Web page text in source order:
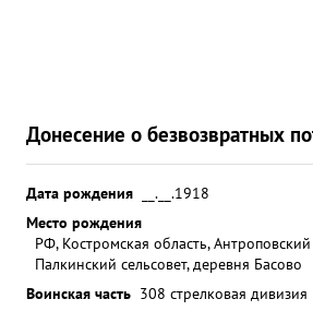
Донесение о безвозвратных
Дата рождения
__.__.1918
Место рождения
РФ, Костромская область,
Палкинский сельсовет, деревня Басово
Воинская часть 308 стрелковая дивизия